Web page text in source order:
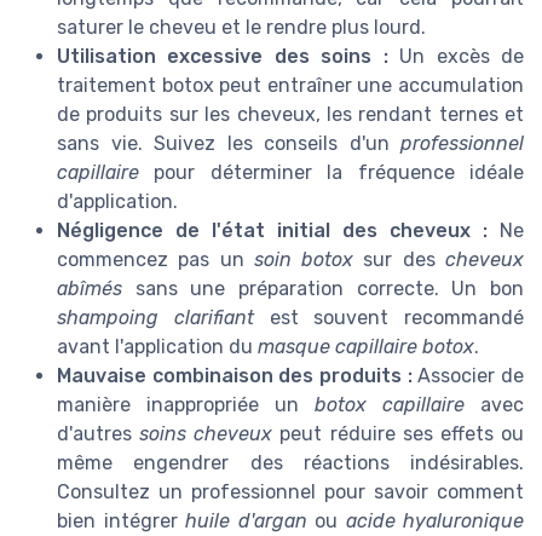
saturer le cheveu et le rendre plus lourd.
Utilisation excessive des soins :Un excès de
traitement botox peut entraîner une accumulation
de produits sur les cheveux, les rendant ternes et
sans vie. Suivez les conseils d'un professionnel
capillaire pour déterminer la fréquence idéale
d'application.
Négligence de l'état initial des cheveux : Ne
commencez pas un soin botox sur descheveux
abîmés sans une préparation correcte. Un bon
shampoing clarifiantest souvent recommandé
avant l'application du masque capillaire botox.
Mauvaise combinaison des produits :Associer de
manière inappropriée un botox capillaire avec
d'autressoins cheveux peut réduire ses effets ou
même engendrer des réactions indésirables.
Consultez un professionnel pour savoir comment
bien intégrer huile d'argan ou acide hyaluronique